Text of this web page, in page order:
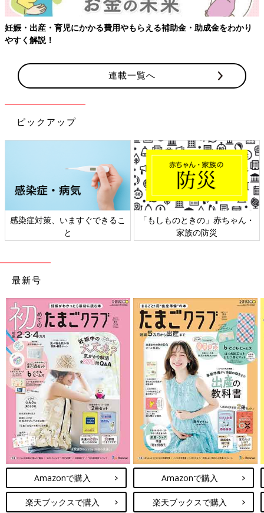
妊娠・出産・育児にかかる費用やもらえる補助金・助成金をわかり
やすく解説！
連載一覧へ
ピックアップ
感染症対策、いますぐできるこ
と
「もしものときの」赤ちゃん・
家族の防災
最新号
Amazonで購入
楽天ブックスで購入
Amazonで購入
楽天ブックスで購入